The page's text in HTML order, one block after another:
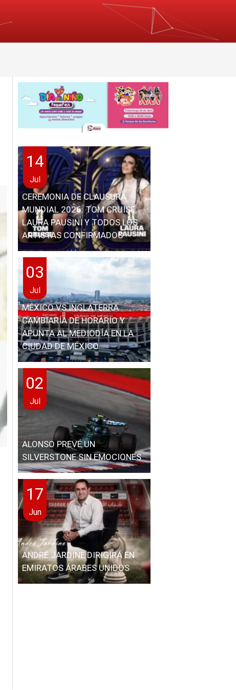
14
Jul
CEREMONIA DE CLAUSURA
MUNDIAL 2026: TOM CRUISE,
LAURA PAUSINI Y TODOS LOS
ARTISTAS CONFIRMADOS
03
Jul
MÉXICO VS INGLATERRA
CAMBIARÍA DE HORARIO Y
APUNTA AL MEDIODÍA EN LA
CIUDAD DE MÉXICO
02
Jul
ALONSO PREVÉ UN
SILVERSTONE SIN EMOCIONES
17
Jun
ANDRÉ JARDINE DIRIGIRÁ EN
EMIRATOS ÁRABES UNIDOS